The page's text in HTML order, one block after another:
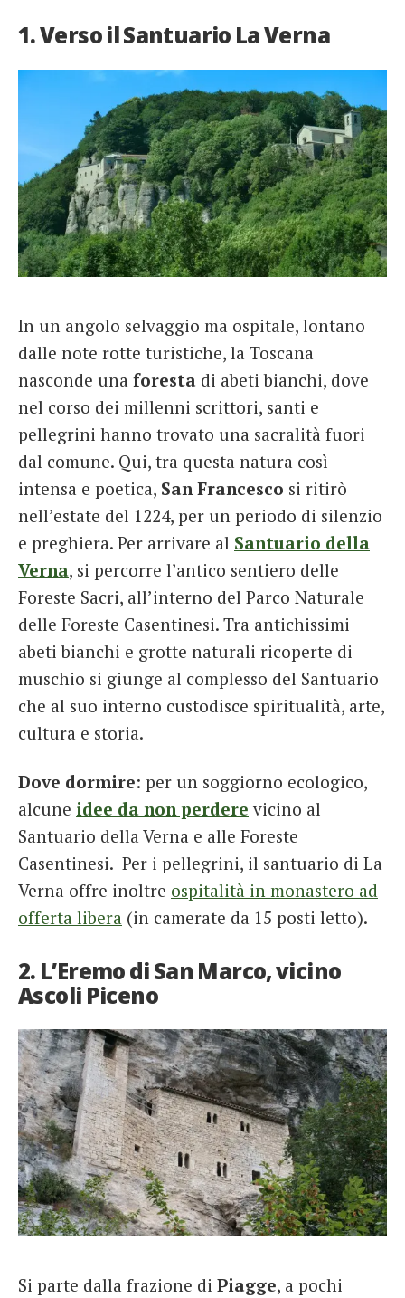
1. Verso il Santuario La Verna
In un angolo selvaggio ma ospitale, lontano
dalle note rotte turistiche, la Toscana
nasconde una foresta di abeti bianchi, dove
nel corso dei millenni scrittori, santi e
pellegrini hanno trovato una sacralità fuori
dal comune. Qui, tra questa natura così
intensa e poetica, San Francesco si ritirò
nell’estate del 1224, per un periodo di silenzio
e preghiera. Per arrivare al Santuario della
Verna, si percorre l’antico sentiero delle
Foreste Sacri, all’interno del Parco Naturale
delle Foreste Casentinesi. Tra antichissimi
abeti bianchi e grotte naturali ricoperte di
muschio si giunge al complesso del Santuario
che al suo interno custodisce spiritualità, arte,
cultura e storia.
Dove dormire: per un soggiorno ecologico,
alcune idee da non perdere vicino al
Santuario della Verna e alle Foreste
Casentinesi. Per i pellegrini, il santuario di La
Verna offre inoltre ospitalità in monastero ad
offerta libera (in camerate da 15 posti letto).
2. L’Eremo di San Marco, vicino
Ascoli Piceno
Si parte dalla frazione di Piagge, a pochi